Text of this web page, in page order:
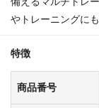
やトレーニングに
特徴
商品番号